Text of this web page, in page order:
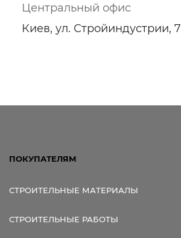
Центральный офис
Киев, ул. Стройиндустрии, 7
ПОКУПАТЕЛЯМ
СТРОИТЕЛЬНЫЕ МАТЕРИАЛЫ
СТРОИТЕЛЬНЫЕ РАБОТЫ